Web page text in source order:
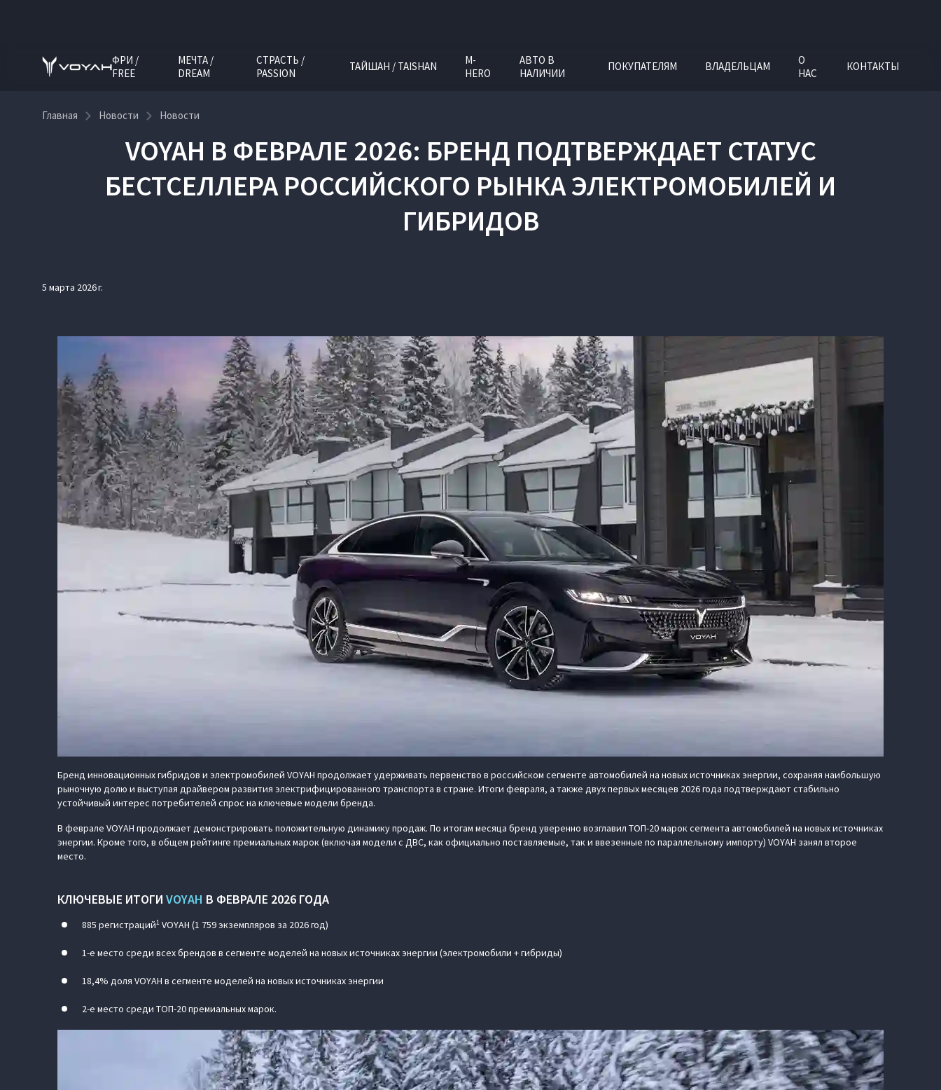
ФРИ /
FREE
МЕЧТА /
DREAM
СТРАСТЬ /
PASSION
ТАЙШАН / TAISHAN
M-
HERO
АВТО В
НАЛИЧИИ
ПОКУПАТЕЛЯМ ВЛАДЕЛЬЦАМ
О
НАС
КОНТАКТЫ
Главная Новости Новости
VOYAH В ФЕВРАЛЕ 2026: БРЕНД ПОДТВЕРЖДАЕТ СТАТУС
БЕСТСЕЛЛЕРА РОССИЙСКОГО РЫНКА ЭЛЕКТРОМОБИЛЕЙ И
ГИБРИДОВ
5 марта 2026 г.
Бренд инновационных гибридов и электромобилей VOYAH продолжает удерживать первенство в российском сегменте автомобилей на новых источниках энергии, сохраняя наибольшую
рыночную долю и выступая драйвером развития электрифицированного транспорта в стране. Итоги февраля, а также двух первых месяцев 2026 года подтверждают стабильно
устойчивый интерес потребителей спрос на ключевые модели бренда.
В феврале VOYAH продолжает демонстрировать положительную динамику продаж. По итогам месяца бренд уверенно возглавил ТОП-20 марок сегмента автомобилей на новых источниках
энергии. Кроме того, в общем рейтинге премиальных марок (включая модели с ДВС, как официально поставляемые, так и ввезенные по параллельному импорту) VOYAH занял второе
место.
КЛЮЧЕВЫЕ ИТОГИ VOYAH В ФЕВРАЛЕ 2026 ГОДА
885 регистраций1 VOYAH (1 759 экземпляров за 2026 год)
1-е место среди всех брендов в сегменте моделей на новых источниках энергии (электромобили + гибриды)
18,4% доля VOYAH в сегменте моделей на новых источниках энергии
2-е место среди ТОП-20 премиальных марок.